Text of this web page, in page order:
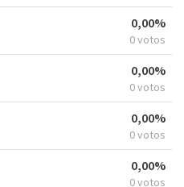
0,00%
0 votos
0,00%
0 votos
0,00%
0 votos
0,00%
0 votos